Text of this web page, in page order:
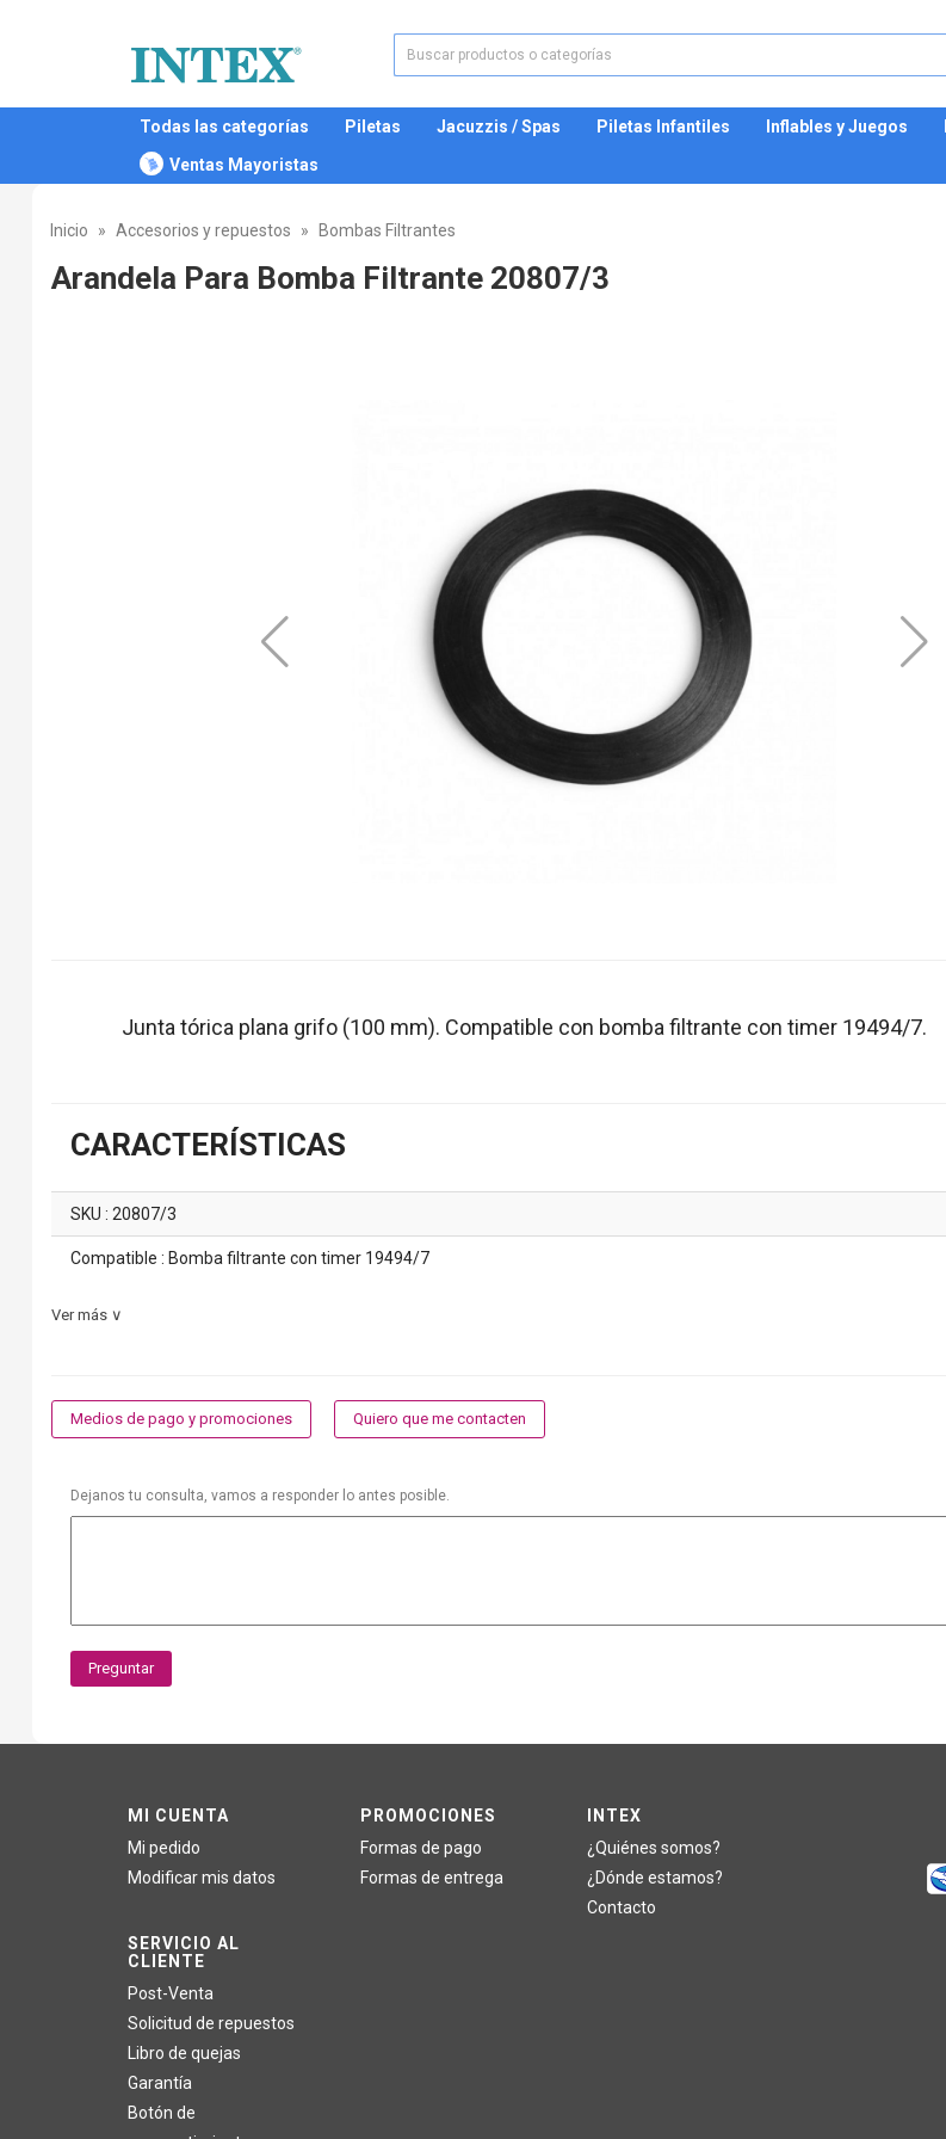
Todas las categorías Piletas Jacuzzis / Spas Piletas Infantiles Inflables y Juegos
Ventas Mayoristas
Inicio Accesorios y repuestos Bombas Filtrantes
Arandela Para Bomba Filtrante 20807/3
Junta tórica plana grifo (100 mm). Compatible con bomba filtrante con timer 19494/7.
CARACTERÍSTICAS
SKU : 20807/3
Compatible : Bomba filtrante con timer 19494/7
Ver más ∨
Medios de pago y promociones Quiero que me contacten
Dejanos tu consulta, vamos a responder lo antes posible.
Preguntar
MI CUENTA
Mi pedido
Modificar mis datos
SERVICIO AL
CLIENTE
Post-Venta
Solicitud de repuestos
Libro de quejas
Garantía
Botón de
PROMOCIONES
Formas de pago
Formas de entrega
INTEX
¿Quiénes somos?
¿Dónde estamos?
Contacto